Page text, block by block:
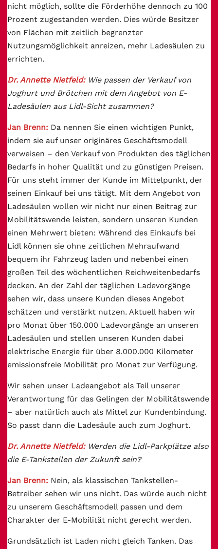
nicht möglich, sollte die Förderhöhe dennoch zu 100
Prozent zugestanden werden. Dies würde Besitzer
von Flächen mit zeitlich begrenzter
Nutzungsmöglichkeit anreizen, mehr Ladesäulen zu
errichten.
Dr. Annette Nietfeld:Wie passen der Verkauf von
Joghurt und Brötchen mit dem Angebot von E-
Ladesäulen aus Lidl-Sicht zusammen?
Jan Brenn: Da nennen Sie einen wichtigen Punkt,
indem sie auf unser originäres Geschäftsmodell
verweisen – den Verkauf von Produkten des täglichen
Bedarfs in hoher Qualität und zu günstigen Preisen.
Für uns steht immer der Kunde im Mittelpunkt, der
seinen Einkauf bei uns tätigt. Mit dem Angebot von
Ladesäulen wollen wir nicht nur einen Beitrag zur
Mobilitätswende leisten, sondern unseren Kunden
einen Mehrwert bieten: Während des Einkaufs bei
Lidl können sie ohne zeitlichen Mehraufwand
bequem ihr Fahrzeug laden und nebenbei einen
großen Teil des wöchentlichen Reichweitenbedarfs
decken. An der Zahl der täglichen Ladevorgänge
sehen wir, dass unsere Kunden dieses Angebot
schätzen und verstärkt nutzen. Aktuell haben wir
pro Monat über 150.000 Ladevorgänge an unseren
Ladesäulen und stellen unseren Kunden dabei
elektrische Energie für über 8.000.000 Kilometer
emissionsfreie Mobilität pro Monat zur Verfügung.
Wir sehen unser Ladeangebot als Teil unserer
Verantwortung für das Gelingen der Mobilitätswende
– aber natürlich auch als Mittel zur Kundenbindung.
So passt dann die Ladesäule auch zum Joghurt.
Dr. Annette Nietfeld:Werden die Lidl-Parkplätze also
die E-Tankstellen der Zukunft sein?
Jan Brenn: Nein, als klassischen Tankstellen-
Betreiber sehen wir uns nicht. Das würde auch nicht
zu unserem Geschäftsmodell passen und dem
Charakter der E-Mobilität nicht gerecht werden.
Grundsätzlich ist Laden nicht gleich Tanken. Das